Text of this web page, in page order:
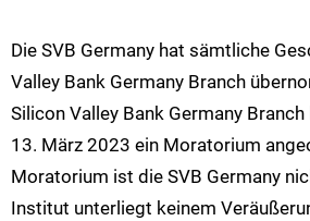
Die SVB Germany hat sämtliche
Valley Bank Germany Branch
Silicon Valley Bank Germany
13. März 2023 ein Moratorium
Moratorium ist die SVB Germany
Institut unterliegt keinem